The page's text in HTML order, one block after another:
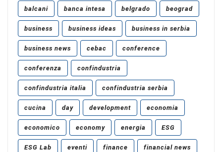
balcani banca intesa belgrado beograd
business business ideas business in serbia
business news cebac conference
conferenza confindustria
confindustria italia confindustria serbia
cucina day development economia
economico economy energia ESG
ESG Lab eventi finance financial news